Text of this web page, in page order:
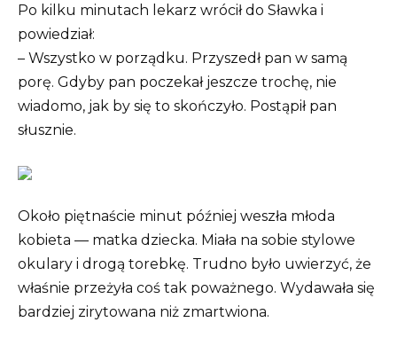
Po kilku minutach lekarz wrócił do Sławka i
powiedział:
– Wszystko w porządku. Przyszedł pan w samą
porę. Gdyby pan poczekał jeszcze trochę, nie
wiadomo, jak by się to skończyło. Postąpił pan
słusznie.
Około piętnaście minut później weszła młoda
kobieta — matka dziecka. Miała na sobie stylowe
okulary i drogą torebkę. Trudno było uwierzyć, że
właśnie przeżyła coś tak poważnego. Wydawała się
bardziej zirytowana niż zmartwiona.